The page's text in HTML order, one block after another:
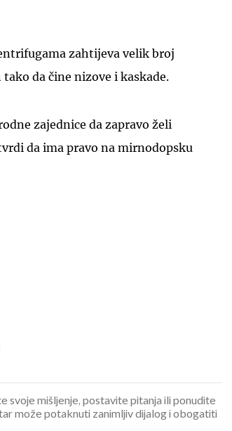
zahtijeva velik broj
da čine nizove i kaskade.
zajednice da zapravo želi
da ima pravo na mirnodopsku
svoje mišljenje, postavite pitanja ili ponudite
može potaknuti zanimljiv dijalog i obogatiti